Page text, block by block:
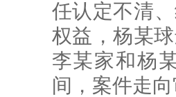
任认定不清
权益，杨某
李某家和杨
间，案件走